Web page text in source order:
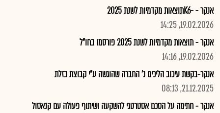
אנקר - -K6תוצאות מקדמיות לשנת 2025
19.02.2026, 14:25
אנקר - תוצאות מקדמיות לשנת 2025 פורסמו בחו"ל
19.02.2026, 14:16
אנקר-בקשת עיכוב הליכים נ' החברה שהוגשה ע"י קבוצת בזלת
21.12.2025, 08:13
אנקר - חתימה על הסכם אסטרטגי להשקעה ושיתוף פעולה עם קנאסול